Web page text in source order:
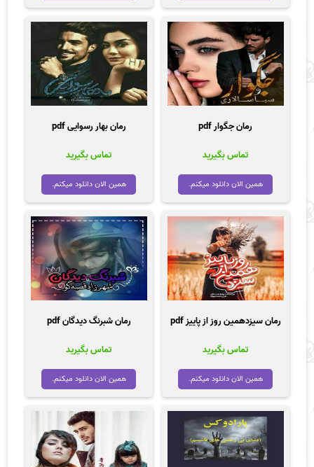
رمان جگوار pdf
تماس بگیرید
همین الان دانلود میکنم.
رمان بهار رسوایی pdf
تماس بگیرید
همین الان دانلود میکنم.
رمان سیزدهمین روز از پاییز pdf
تماس بگیرید
همین الان دانلود میکنم.
رمان شبرنگ دیدگان pdf
تماس بگیرید
همین الان دانلود میکنم.